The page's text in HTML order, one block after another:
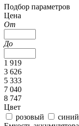
Подбор параметров
Цена
От
До
1 919
3 626
5 333
7 040
8 747
Цвет
розовый
синий